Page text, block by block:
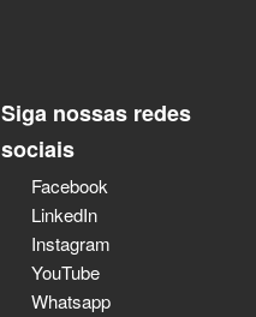
Siga nossas redes
sociais
Facebook
LinkedIn
Instagram
YouTube
Whatsapp